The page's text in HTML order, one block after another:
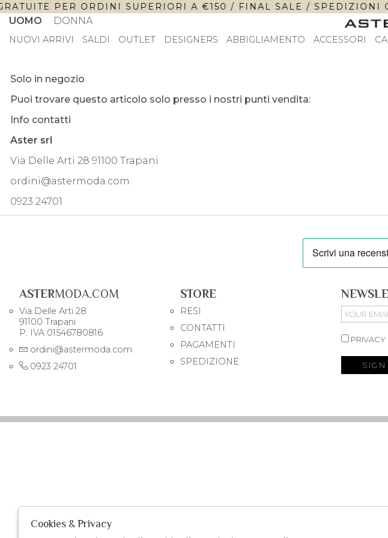
PER ORDINI SUPERIORI A €150 / FINAL SALE /
UOMO DONNA
NUOVI ARRIVI SALDI OUTLET DESIGNERS ABBIGLIAMENTO ACCESSORI
Solo in negozio
Puoi trovare questo articolo solo presso i nostri punti vendita:
Info contatti
Aster srl
Via Delle Arti 28 91100 Trapani
ordini@astermoda.com
0923 24701
ASTERMODA.COM
Via Delle Arti 28
91100 Trapani
P. IVA 01546780816
ordini@astermoda.com
0923 24701
STORE
RESI
CONTATTI
PAGAMENTI
SPEDIZIONE
SIGN
Cookies & Privacy